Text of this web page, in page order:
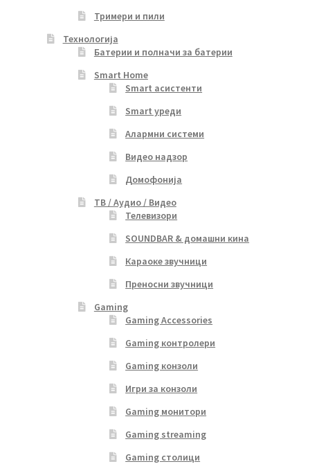
Тримери и пили
Технологија
Батерии и полначи за батерии
Smart Home
Smart асистенти
Smart уреди
Алармни системи
Видео надзор
Домофонија
ТВ / Аудио / Видео
Телевизори
SOUNDBAR & домашни кина
Караоке звучници
Преносни звучници
Gaming
Gaming Accessories
Gaming контролери
Gaming конзоли
Игри за конзоли
Gaming монитори
Gaming streaming
Gaming столици